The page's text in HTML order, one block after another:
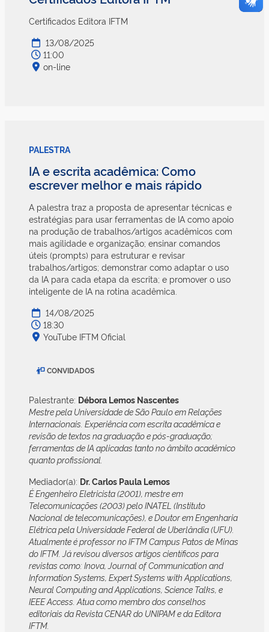
Certificados Editora IFTM
13/08/2025
11:00
on-line
PALESTRA
IA e escrita acadêmica: Como
escrever melhor e mais rápido
A palestra traz a proposta de apresentar técnicas e
estratégias para usar ferramentas de IA como apoio
na produção de trabalhos/artigos acadêmicos com
mais agilidade e organização; ensinar comandos
úteis (prompts) para estruturar e revisar
trabalhos/artigos; demonstrar como adaptar o uso
da IA para cada etapa da escrita; e promover o uso
inteligente de IA na rotina acadêmica.
14/08/2025
18:30
YouTube IFTM Oficial
CONVIDADOS
Palestrante: Débora Lemos Nascentes
Mestre pela Universidade de São Paulo em Relações
Internacionais. Experiência com escrita acadêmica e
revisão de textos na graduação e pós-graduação;
ferramentas de IA aplicadas tanto no âmbito acadêmico
quanto profissional.
Mediador(a): Dr. Carlos Paula Lemos
É Engenheiro Eletricista (2001), mestre em
Telecomunicações (2003) pelo INATEL (Instituto
Nacional de telecomunicações), e Doutor em Engenharia
Elétrica pela Universidade Federal de Uberlândia (UFU).
Atualmente é professor no IFTM Campus Patos de Minas
do IFTM. Já revisou diversos artigos científicos para
revistas como: Inova, Journal of Communication and
Information Systems, Expert Systems with Applications,
Neural Computing and Applications, Science Talks, e
IEEE Access. Atua como membro dos conselhos
editoriais da Revista CENAR do UNIPAM e da Editora
IFTM.